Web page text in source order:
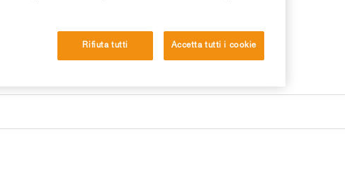
Rifiuta tutti Accetta tutti i cookie